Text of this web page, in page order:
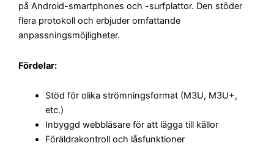
på Android-smartphones och -surfplattor. Den stöder
flera protokoll och erbjuder omfattande
anpassningsmöjligheter.
Fördelar:
Stöd för olika strömningsformat (M3U, M3U+,
etc.)
Inbyggd webbläsare för att lägga till källor
Föräldrakontroll och låsfunktioner